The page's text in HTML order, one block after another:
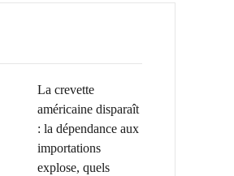
La crevette
américaine disparaît
: la dépendance aux
importations
explose, quels